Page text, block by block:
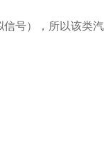
号），所以该类